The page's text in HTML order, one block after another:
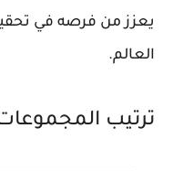
يعزز من فرصه في
العالم.
ترتيب